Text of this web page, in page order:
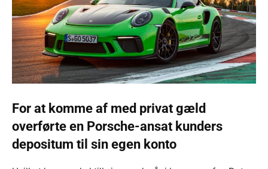
For at komme af med privat gæld
overførte en Porsche-ansat kunders
depositum til sin egen konto